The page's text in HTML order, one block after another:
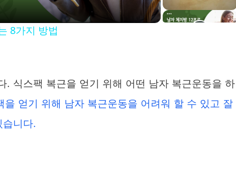
a
i
d
8가지 방법
. 식스팩 복근을 얻기 위해 어떤 남자 복근운동을 하
을 얻기 위해 남자 복근운동을 어려워 할 수 있고 잘
니다.